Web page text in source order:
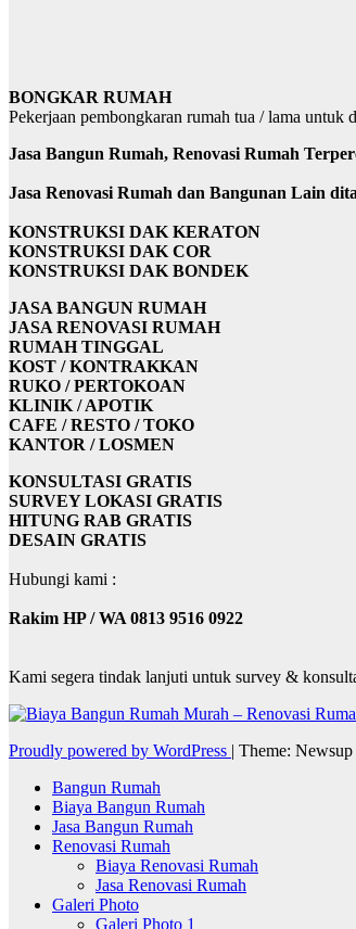
BONGKAR RUMAH
Pekerjaan pembongkaran rumah tua / lama untuk
Jasa Bangun Rumah, Renovasi Rumah
Jasa Renovasi Rumah dan Bangunan Lain
KONSTRUKSI DAK KERATON
KONSTRUKSI DAK COR
KONSTRUKSI DAK BONDEK
JASA BANGUN RUMAH
JASA RENOVASI RUMAH
RUMAH TINGGAL
KOST / KONTRAKKAN
RUKO / PERTOKOAN
KLINIK / APOTIK
CAFE / RESTO / TOKO
KANTOR / LOSMEN
KONSULTASI GRATIS
SURVEY LOKASI GRATIS
HITUNG RAB GRATIS
DESAIN GRATIS
Hubungi kami :
Rakim HP / WA 0813 9516 0922
Kami segera tindak lanjuti untuk survey &
Proudly powered by WordPress | Theme:
Bangun Rumah
Biaya Bangun Rumah
Jasa Bangun Rumah
Renovasi Rumah
Biaya Renovasi Rumah
Jasa Renovasi Rumah
Galeri Photo
Galeri Photo 1